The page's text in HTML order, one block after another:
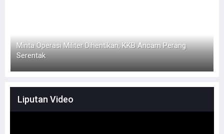
Bupati Pegaf Sampaikan Masalah Dana Otsus kepada
Filep Wamafma
Liputan Video